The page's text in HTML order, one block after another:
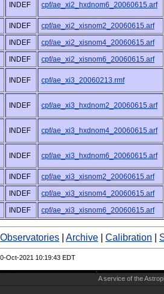
INDEF cpf/ae_xi2_hxdnom6_20060615.arf
INDEF
cpf/ae_xi2_xisnom2_20060615.arf
INDEF
cpf/ae_xi2_xisnom4_20060615.arf
INDEF cpf/ae_xi2_xisnom6_20060615.arf
INDEF cpf/ae_xi3_20060213.rmf
INDEF cpf/ae_xi3_hxdnom2_20060615.arf
INDEF cpf/ae_xi3_hxdnom4_20060615.arf
INDEF cpf/ae_xi3_hxdnom6_20060615.arf
INDEF
cpf/ae_xi3_xisnom2_20060615.arf
INDEF
cpf/ae_xi3_xisnom4_20060615.arf
INDEF cpf/ae_xi3_xisnom6_20060615.arf
Observatories Archive Calibration
Oct-2021 10:19:43 EDT
A service of the